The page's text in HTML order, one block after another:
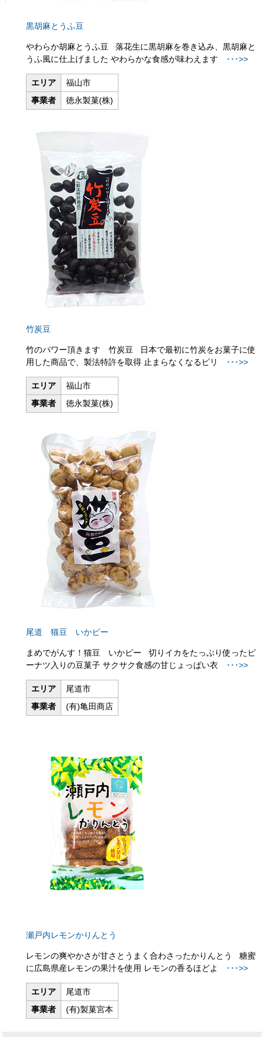
黒胡麻とうふ豆
やわらか胡麻とうふ豆 落花生に黒胡麻を巻き込み、黒胡麻と
うふ風に仕上げました やわらかな食感が味わえます
･･･>>
エリア
福山市
事業者
徳永製菓(株)
竹炭豆
竹のパワー頂きます 竹炭豆 日本で最初に竹炭をお菓子に使
用した商品で、製法特許を取得 止まらなくなるピリ
･･･>>
エリア
福山市
事業者
徳永製菓(株)
尾道 猫豆 いかピー
まめでがんす！猫豆 いかピー 切りイカをたっぷり使ったピ
ーナツ入りの豆菓子 サクサク食感の甘じょっぱい衣
･･･>>
エリア
尾道市
事業者
(有)亀田商店
瀬戸内レモンかりんとう
レモンの爽やかさが甘さとうまく合わさったかりんとう 糖蜜
に広島県産レモンの果汁を使用 レモンの香るほどよ
･･･>>
エリア
尾道市
事業者
(有)製菓宮本